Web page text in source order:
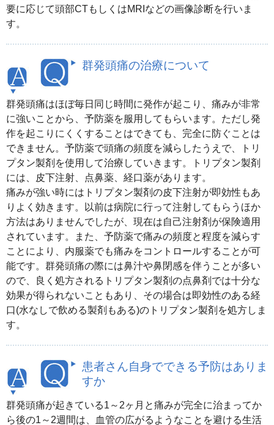
要に応じて頭部CTもしくはMRIなどの画像診断を行いま
す。
群発頭痛の治療について
群発頭痛はほぼ毎日同じ時間に発作が起こり、痛みが非常
に強いことから、予防薬を服用してもらいます。ただし発
作を起こりにくくすることはできても、完全に防ぐことは
できません。予防薬で頭痛の頻度を減らしたうえで、トリ
プタン製剤を使用して治療していきます。トリプタン製剤
には、皮下注射、点鼻薬、経口薬があります。
痛みが強い時にはトリプタン製剤の皮下注射が即効性もあ
りよく効きます。以前は病院に行って注射してもらうほか
方法はありませんでしたが、現在は自己注射剤が保険適用
されています。また、予防薬で痛みの頻度と程度を減らす
ことにより、内服薬でも痛みをコントロールすることが可
能です。群発頭痛の際には鼻汁や鼻閉感を伴うことが多い
ので、良く処方されるトリプタン製剤の点鼻剤では十分な
効果が得られないこともあり、その場合は即効性のある経
口(水なしで飲める製剤もある)のトリプタン製剤を処方しま
す。
患者さん自身でできる予防はありま
すか
群発頭痛が起きている1～2ヶ月と痛みが完全に治まってか
ら後の1～2週間は、血管の広がるようなことを避ける生活